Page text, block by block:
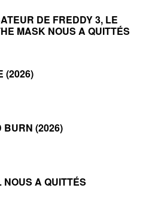
DE FREDDY 3, LE
MASK NOUS A QUITTÉS
(2026)
BURN (2026)
A QUITTÉS